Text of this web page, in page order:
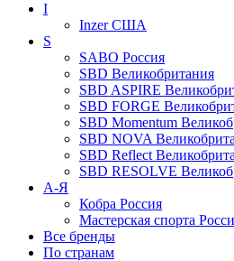
I
InzerСША
S
SABO Россия
SBD Великобритания
SBD ASPIRE
SBD FORGE
SBD Momentum
SBD NOVA
SBD Reflect
SBD RESOLVE
А-Я
Кобра Россия
Мастерская спорта
Все бренды
По странам